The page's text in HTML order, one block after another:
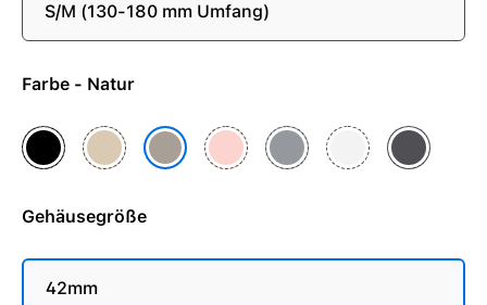
S/M (130-180 mm Umfang)
Farbe - Natur
Diamantschwarz
Gold Natur RoségoldSchieferSilber Space Grau
Gehäusegröße
42mm